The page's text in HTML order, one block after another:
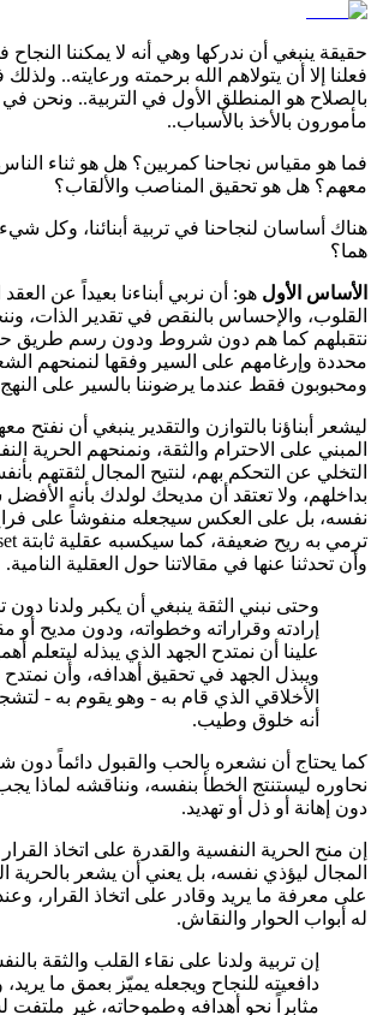
حقيقة ينبغي أن ندركها وهي أنه لا يمكننا النجاح
فعلنا إلا أن يتولاهم الله برحمته ورعايته..
بالصلاح هو المنطلق الأول في التربية.. ونحن
مأمورون بالأخذ بالأسباب..
فما هو مقياس نجاحنا كمربين؟ هل هو ثناء الناس
معهم؟ هل هو تحقيق المناصب والألقاب؟
هناك أساسان لنجاحنا في تربية أبنائنا، وكل شيء
هما؟
الأساس الأول هو: أن نربي أبناءنا بعيداً عن
القلوب، والإحساس بالنقص في تقدير الذات،
نتقبلهم كما هم دون شروط ودون رسم طريق
محددة وإرغامهم على السير وفقها لنمنحهم
ومحبوبون فقط عندما يرضوننا بالسير على
ليشعر أبناؤنا بالتوازن والتقدير ينبغي أن نفتح
المبني على الاحترام والثقة، ونمنحهم الحرية
التخلي عن التحكم بهم، لنتيح المجال لثقتهم
بداخلهم، ولا تعتقد أن مديحك لولدك بأنه
نفسه، بل على العكس سيجعله منفوشاً على
وأن تحدثنا عنها في مقالاتنا حول العقلية النامية.
وحتى نبني الثقة ينبغي أن يكبر ولدنا
إرادته وقراراته وخطواته، ودون مديح أو
علينا أن نمتدح الجهد الذي يبذله ليتعلم
ويبذل الجهد في تحقيق أهدافه، وأن
الأخلاقي الذي قام به - وهو يقوم به -
أنه خلوق وطيب.
كما يحتاج أن نشعره بالحب والقبول دائماً دون
نحاوره ليستنتج الخطأ بنفسه، ونناقشه لماذا
دون إهانة أو ذل أو تهديد.
إن منح الحرية النفسية والقدرة على اتخاذ
المجال ليؤذي نفسه، بل يعني أن يشعر بالحرية
على معرفة ما يريد وقادر على اتخاذ القرار،
له أبواب الحوار والنقاش.
إن تربية ولدنا على نقاء القلب والثقة
دافعيته للنجاح ويجعله يميّز بعمق ما يريد،
مثابراً نحو أهدافه وطموحاته، غير ملتفت